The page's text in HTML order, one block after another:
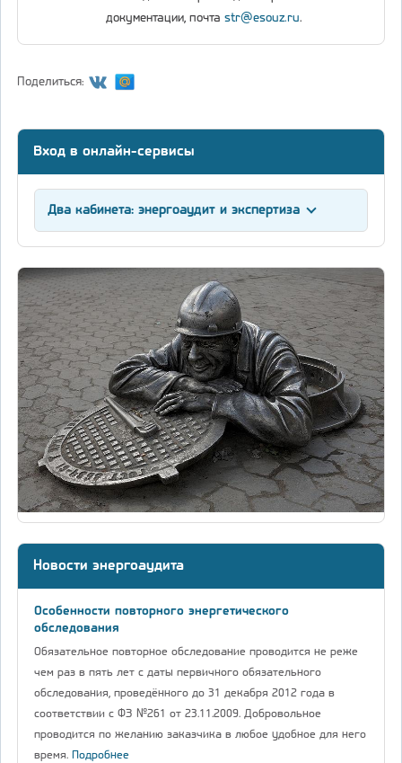
документации, почта str@esouz.ru.
Поделиться:
Вход в онлайн-сервисы
Два кабинета: энергоаудит и экспертиза
Новости энергоаудита
Особенности повторного энергетического
обследования
Обязательное повторное обследование проводится не реже
чем раз в пять лет с даты первичного обязательного
обследования, проведённого до 31 декабря 2012 года в
соответствии с ФЗ №261 от 23.11.2009. Добровольное
проводится по желанию заказчика в любое удобное для него
время. Подробнее